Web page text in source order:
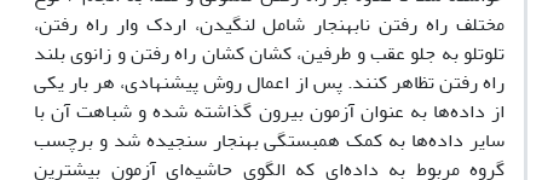
مختلف راه رفتن‌ نابهنجار شامل لنگیدن، اردک وار راه رفتن،
تلوتلو به جلو عقب و طرفین، کشان کشان راه رفتن و زانوی بلند
راه رفتن تظاهر کنند. پس از اعمال روش پیشنهادی، هر بار یکی
از داده‌ها به عنوان آزمون بیرون گذاشته شده و شباهت آن با
سایر داده‌ها به کمک همبستگی بهنجار سنجیده شد و برچسب
گروه مربوط به داده‌ای که الگوی حاشیه‌ای آزمون بیشترین